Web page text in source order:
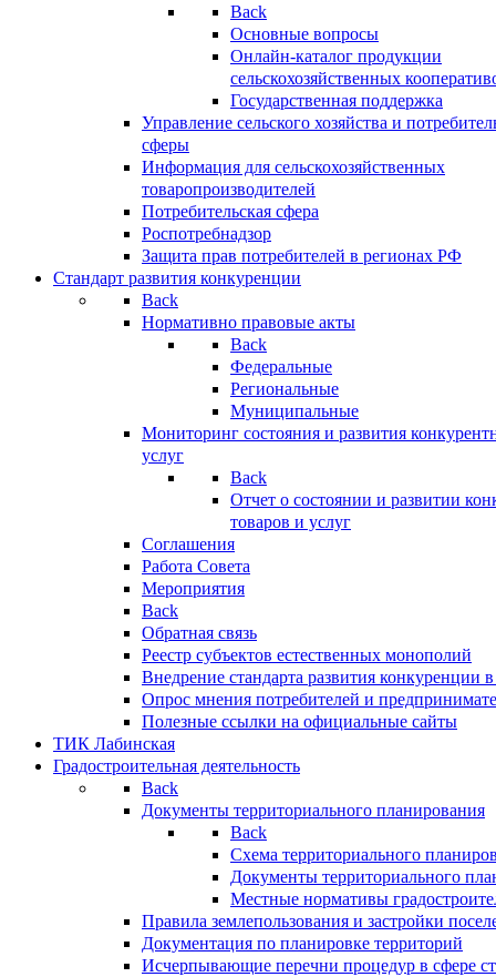
Back
Основные вопросы
Онлайн-каталог продукции
сельскохозяйственных
Государственная поддержка
Управление сельского хозяйства и
сферы
Информация для сельскохозяйственных
товаропроизводителей
Потребительская сфера
Роспотребнадзор
Защита прав потребителей в регионах РФ
Стандарт развития конкуренции
Back
Нормативно правовые акты
Back
Федеральные
Региональные
Муниципальные
Мониторинг состояния и развития
услуг
Back
Отчет о состоянии и развитии
товаров и услуг
Соглашения
Работа Совета
Мероприятия
Back
Обратная связь
Реестр субъектов естественных монополий
Внедрение стандарта развития конкуренции
Опрос мнения потребителей и
Полезные ссылки на официальные сайты
ТИК Лабинская
Градостроительная деятельность
Back
Документы территориального планирования
Back
Схема территориального
Документы территориального
Местные нормативы
Правила землепользования и застройки
Документация по планировке территорий
Исчерпывающие перечни процедур в сфере